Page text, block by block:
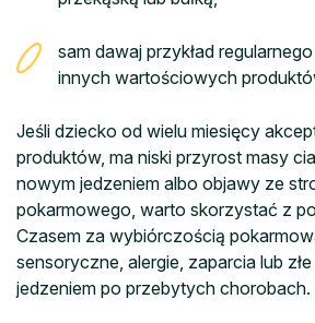
sam dawaj przykład
innych wartościowych
Jeśli dziecko od wielu miesięcy
produktów, ma niski przyrost masy
nowym jedzeniem albo objawy ze
pokarmowego, warto skorzystać z
Czasem za wybiórczością
sensoryczne, alergie, zaparcia lub
jedzeniem po przebytych chorobach.